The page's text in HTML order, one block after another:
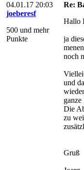
04.01.17 20:03
joeberesf
500 und mehr
Punkte
Re:
Hallo
ja
noch
und
Die
zu
Gruß